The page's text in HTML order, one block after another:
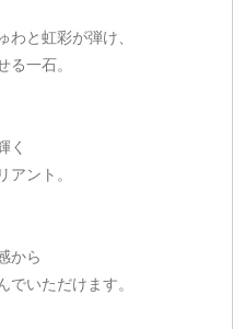
わと虹彩が弾け、
る一石。
く
アント。
から
でいただけます。